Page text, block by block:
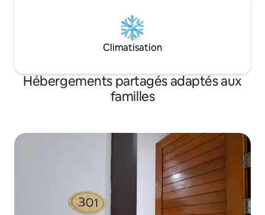
Climatisation
Hébergements partagés adaptés aux
familles